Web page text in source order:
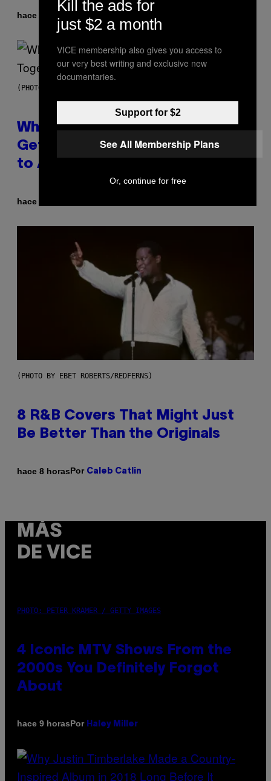
hace 6 horas
(PHOTO BY NOAM GALAI/GETTY IMAGES FOR TRIBECA FESTIVAL)
Why A$AP Mob Will Never Fully
Get Back Together, According
to A$AP Rocky
hace 7 horas
(PHOTO BY EBET ROBERTS/REDFERNS)
8 R&B Covers That Might Just
Be Better Than the Originals
hace 8 horasPor Caleb Catlin
MÁS
DE VICE
PHOTO: PETER KRAMER / GETTY IMAGES
4 Iconic MTV Shows From the
2000s You Definitely Forgot
About
hace 9 horasPor Haley Miller
Kill the ads for
just $2 a month
VICE membership also gives you access to
our very best writing and exclusive new
documentaries.
Support for $2
See All Membership Plans
Or, continue for free